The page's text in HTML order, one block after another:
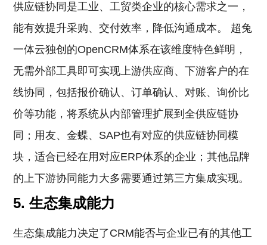
供应链协同是工业、工贸类企业的核心需求之一，
能有效提升采购、交付效率，降低沟通成本。 超兔
一体云独创的OpenCRM体系在该维度特色鲜明，
无需外部工具即可实现上游供应商、下游客户的在
线协同，包括报价确认、订单确认、对账、询价比
价等功能，将系统从内部管理扩展到全供应链协
同；用友、金蝶、SAP也有对应的供应链协同模
块，适合已经在用对应ERP体系的企业；其他品牌
的上下游协同能力大多需要通过第三方集成实现。
5. 生态集成能力
生态集成能力决定了CRM能否与企业已有的其他工